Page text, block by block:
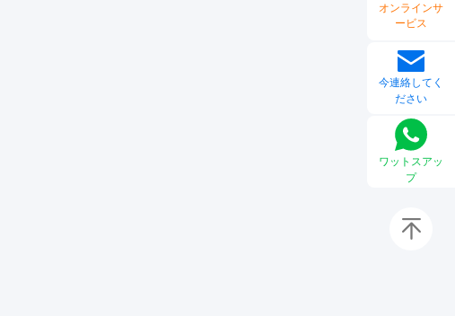
オンラインサ
ービス
今連絡してく
ださい
ワットスアッ
プ